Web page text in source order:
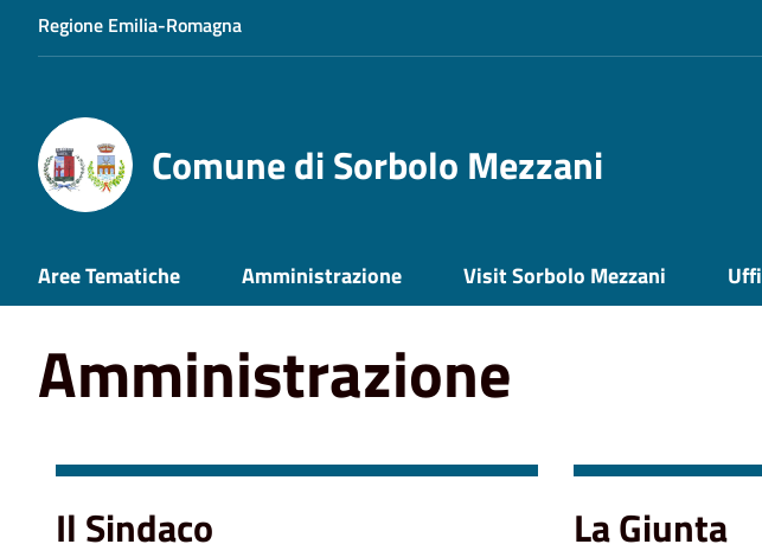
Regione Emilia-Romagna
Comune di Sorbolo Mezzani
Aree Tematiche Amministrazione Visit Sorbolo Mezzani
Amministrazione
Il Sindaco La Giunta